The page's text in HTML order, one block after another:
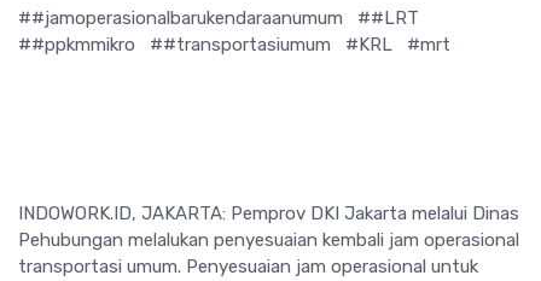
##jamoperasionalbarukendaraanumum
##LRT
##ppkmmikro
##transportasiumum #KRL #mrt
INDOWORK.ID, JAKARTA: Pemprov DKI Jakarta melalui Dinas
Pehubungan melalukan penyesuaian kembali jam operasional
transportasi umum. Penyesuaian jam operasional untuk